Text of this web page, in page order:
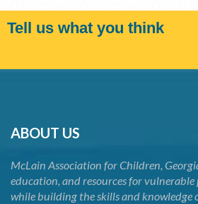
Tell us what you think
ABOUT US
McLain Association for Children,
education, and resources for vulnerable
while building the skills and knowledge